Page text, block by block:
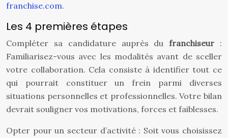
franchise.com.
Les 4 premières étapes
Compléter sa candidature auprès dufranchiseur :
Familiarisez-vous avec les modalités avant de sceller
votre collaboration. Cela consiste à identifier tout ce
qui pourrait constituer un frein parmi diverses
situations personnelles et professionnelles. Votre bilan
devrait souligner vos motivations, forces et faiblesses.
Opter pour un secteur d’activité : Soit vous choisissez